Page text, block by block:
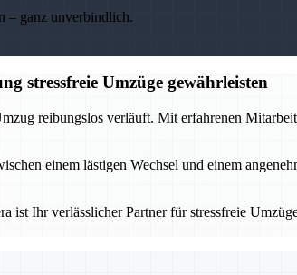
– ganz unverbindlich.
stressfreie Umzüge gewährleisten
reibungslos verläuft. Mit erfahrenen
einem lästigen Wechsel und einem
ist Ihr verlässlicher Partner für stressfreie